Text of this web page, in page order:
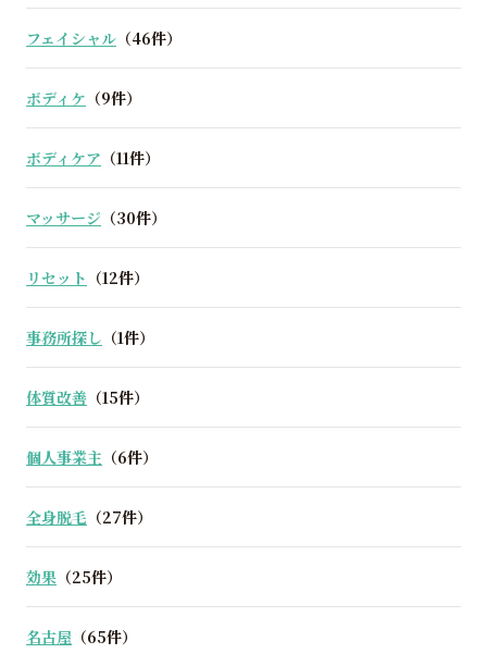
フェイシャル （46件）
ボディケ （9件）
ボディケア （11件）
マッサージ （30件）
リセット （12件）
事務所探し （1件）
体質改善 （15件）
個人事業主 （6件）
全身脱毛 （27件）
効果 （25件）
名古屋 （65件）